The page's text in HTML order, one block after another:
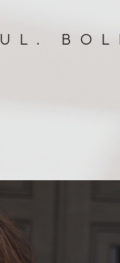
UL.